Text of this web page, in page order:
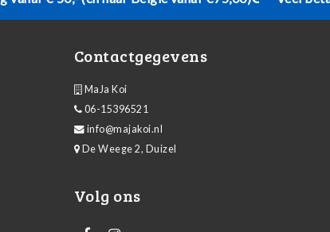
Contactgegevens
MaJa Koi
06-15396521
info@majakoi.nl
De Weege 2, Duizel
Volg ons